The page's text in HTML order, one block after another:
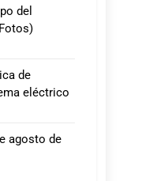
del
de
eléctrico
agosto de